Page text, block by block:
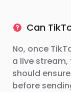
Can
No, once
a live
should
before